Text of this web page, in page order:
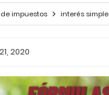
impuestos interés simple
2020